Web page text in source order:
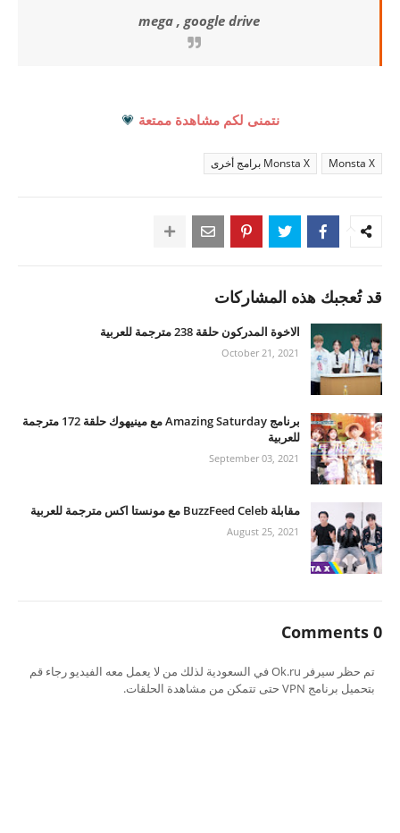
mega , google drive
نتمنى لكم مشاهدة ممتعة 💗
Monsta X Monsta X برامج أخرى
قد تُعجبك هذه المشاركات
الاخوة المدركون حلقة 238 مترجمة للعربية
October 21, 2021
برنامج Amazing Saturday مع مينيهوك حلقة 172 مترجمة
للعربية
September 03, 2021
مقابلة BuzzFeed Celeb مع مونستا اكس مترجمة للعربية
August 25, 2021
0 Comments
تم حظر سيرفر Ok.ru في السعودية لذلك من لا يعمل معه الفيديو رجاء قم
بتحميل برنامج VPN حتى تتمكن من مشاهدة الحلقات.